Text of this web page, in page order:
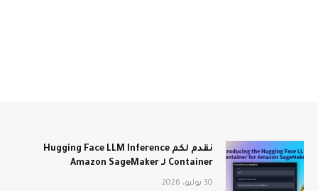
نقدم لكم Hugging Face LLM Inference
Container لـ Amazon SageMaker
30 يوليو، 2026